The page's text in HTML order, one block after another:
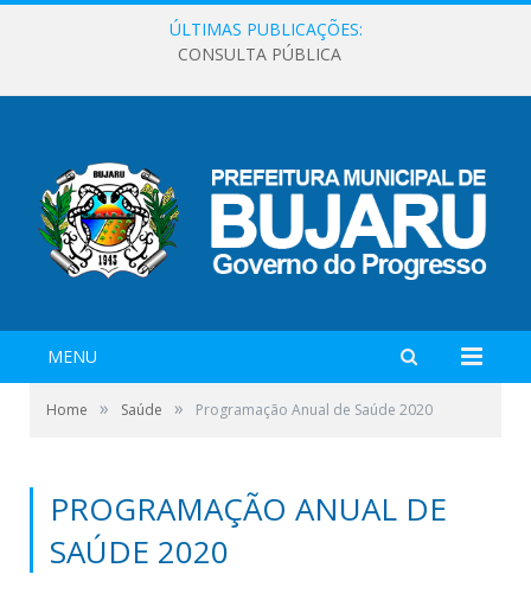
ÚLTIMAS PUBLICAÇÕES:
CONSULTA PÚBLICA
MENU
Home » Saúde » Programação Anual de Saúde 2020
PROGRAMAÇÃO ANUAL DE
SAÚDE 2020